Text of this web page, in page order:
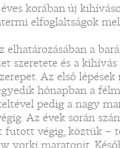
korában új
elfoglaltságok
elhatározásában a
szeretete és a
Az első
hónapban a
pedig a nagy
Az évek során
futott végig, köztük –
yorki maratonit.